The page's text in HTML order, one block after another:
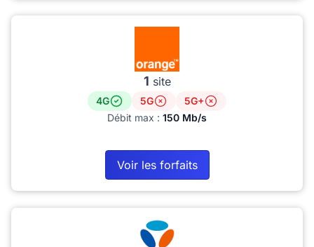
1 site
4G 5G
5G+
Débit max : 150 Mb/s
Voir les forfaits